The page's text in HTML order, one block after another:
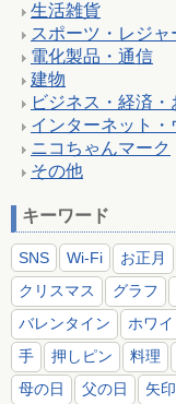
生活雑貨
スポーツ・レジャ
電化製品・通信
建物
ビジネス・経済・
インターネット・
ニコちゃんマーク
その他
キーワード
SNS Wi-Fi お正月
クリスマス
グラフ
バレンタイン
ホワ
手
押しピン 料理
母の日
父の日 矢印